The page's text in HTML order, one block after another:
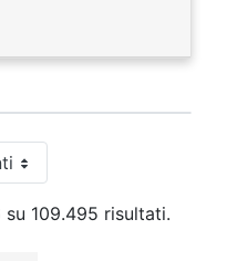
pagina
109.495 risultati.